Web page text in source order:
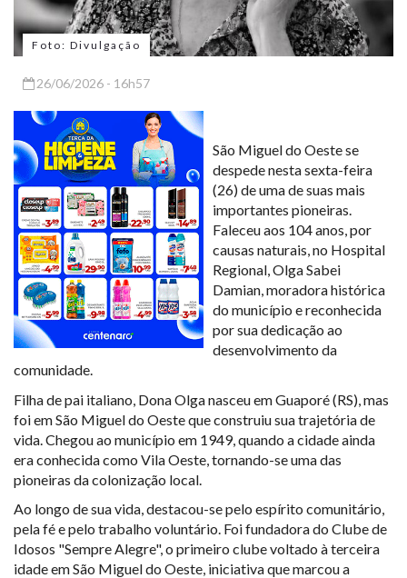
Foto: Divulgação
26/06/2026 - 16h57
São Miguel do Oeste se
despede nesta sexta-feira
(26) de uma de suas mais
importantes pioneiras.
Faleceu aos 104 anos, por
causas naturais, no Hospital
Regional, Olga Sabei
Damian, moradora histórica
do município e reconhecida
por sua dedicação ao
desenvolvimento da
comunidade.
Filha de pai italiano, Dona Olga nasceu em Guaporé (RS), mas
foi em São Miguel do Oeste que construiu sua trajetória de
vida. Chegou ao município em 1949, quando a cidade ainda
era conhecida como Vila Oeste, tornando-se uma das
pioneiras da colonização local.
Ao longo de sua vida, destacou-se pelo espírito comunitário,
pela fé e pelo trabalho voluntário. Foi fundadora do Clube de
Idosos "Sempre Alegre", o primeiro clube voltado à terceira
idade em São Miguel do Oeste, iniciativa que marcou a